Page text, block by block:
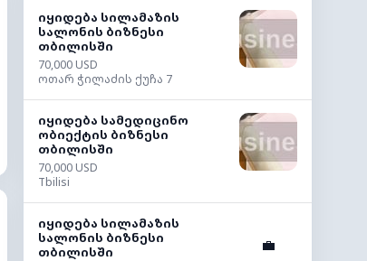
იყიდება სილამაზის
სალონის ბიზნესი
თბილისში
70,000 USD
ოთარ ჭილაძის ქუჩა 7
იყიდება სამედიცინო
ობიექტის ბიზნესი
თბილისში
70,000 USD
Tbilisi
იყიდება სილამაზის
სალონის ბიზნესი
თბილისში
💼